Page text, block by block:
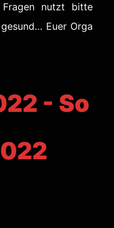
nutzt bitte
Euer Orga
- So